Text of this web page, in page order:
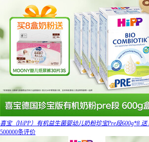
喜宝（HiPP）有机益生菌婴幼儿奶粉珍宝Pre段600g*8
500000条评价